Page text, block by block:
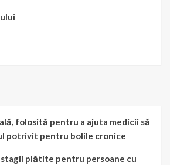
folosită pentru a ajuta medicii să
potrivit pentru bolile cronice
plătite pentru persoane cu